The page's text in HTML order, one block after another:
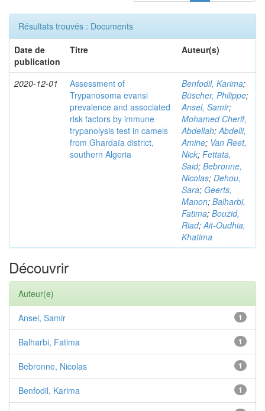
Résultats trouvés : Documents
Date de
publication
Titre Auteur(s)
2020-12-01
Assessment of
Trypanosoma evansi
prevalence and associated
risk factors by immune
trypanolysis test in camels
from Ghardaïa district,
southern Algeria
Benfodil, Karima;
Büscher, Philippe;
Ansel, Samir;
Mohamed Cherif,
Abdellah;Abdelli,
Amine; Van Reet,
Nick; Fettata,
Said; Bebronne,
Nicolas; Dehou,
Sara; Geerts,
Manon; Balharbi,
Fatima; Bouzid,
Riad;Ait-Oudhia,
Khatima
Découvrir
Auteur(e)
1
Ansel, Samir
1
Balharbi, Fatima
1
Bebronne, Nicolas
1
Benfodil, Karima